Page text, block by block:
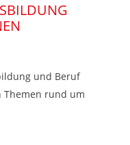
und Beruf
Themen rund um